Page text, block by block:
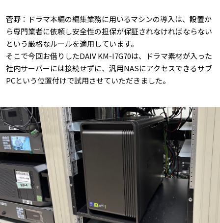
菅野：ドラマ本編の編集業務に用いるマシンの導入は、設置か
ら専門業者に依頼し安全性の担保が保証されなければならない
という厳格なルールを適用しています。
そこで今回お借りしたDAIV KM-I7G70は、ドラマ素材が入った
社内サーバーには接続せずに、汎用NASにアクセスできるサブ
PCという位置付けで試用させていただきました。